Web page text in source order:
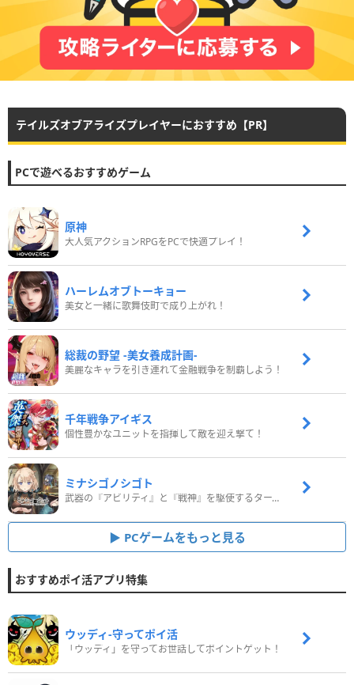
テイルズオブアライズプレイヤーにおすすめ【PR】
PCで遊べるおすすめゲーム
原神
大人気アクションRPGをPCで快適プレイ！
ハーレムオブトーキョー
美女と一緒に歌舞伎町で成り上がれ！
総裁の野望 -美女養成計画-
美麗なキャラを引き連れて金融戦争を制覇しよう！
千年戦争アイギス
個性豊かなユニットを指揮して敵を迎え撃て！
ミナシゴノシゴト
武器の『アビリティ』と『戦神』を駆使するターン制コマンドバトルRPG！
PCゲームをもっと見る
おすすめポイ活アプリ特集
ウッディ‐守ってポイ活
「ウッディ」を守ってお世話してポイントゲット！